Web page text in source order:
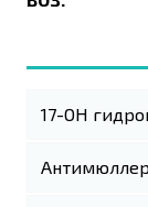
17-ОН